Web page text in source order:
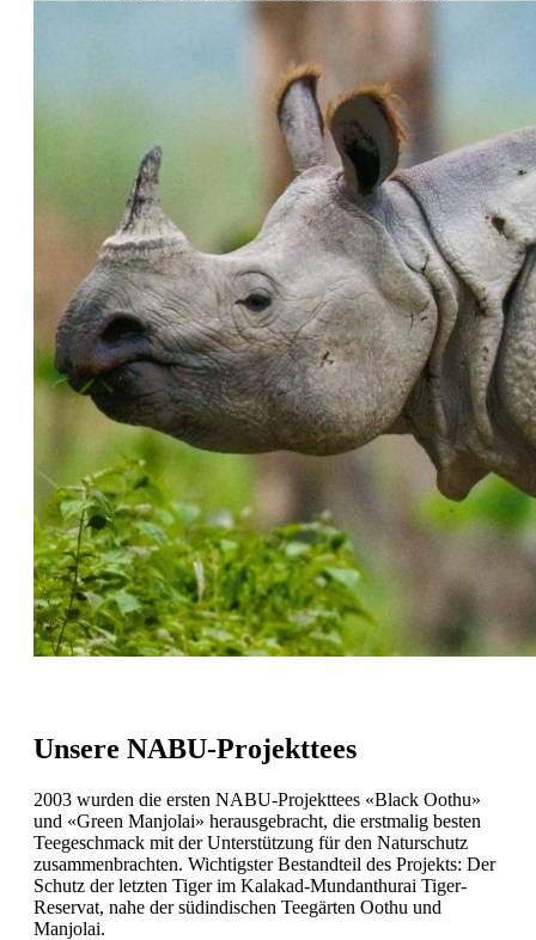
Unsere NABU-Projekttees
2003 wurden die ersten NABU-Projekttees «Black Oothu»
und «Green Manjolai» herausgebracht, die erstmalig besten
Teegeschmack mit der Unterstützung für den Naturschutz
zusammenbrachten. Wichtigster Bestandteil des Projekts: Der
Schutz der letzten Tiger im Kalakad-Mundanthurai Tiger-
Reservat, nahe der südindischen Teegärten Oothu und
Manjolai.